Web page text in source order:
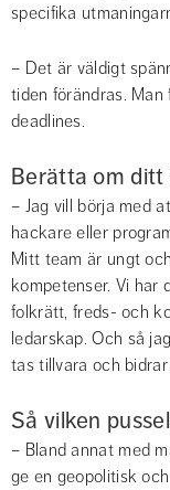
specifika
– Det är väldigt
tiden förändras.
deadlines.
Berätta om ditt
– Jag vill börja med
hackare eller
Mitt team är ungt
kompetenser. Vi har
folkrätt, freds- och
ledarskap. Och så
tas tillvara och
Så vilken
– Bland annat med
ge en geopolitisk